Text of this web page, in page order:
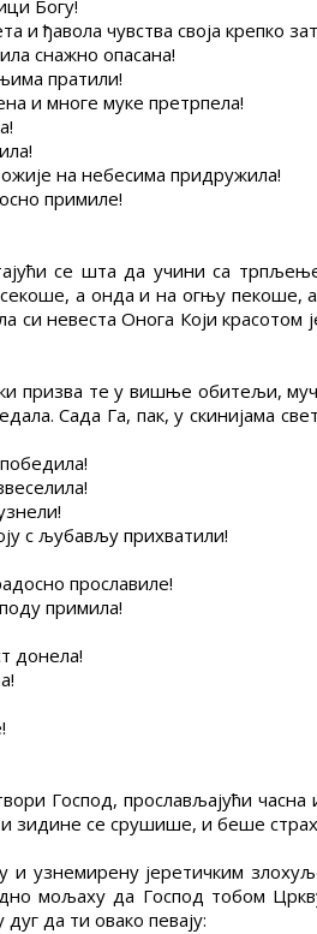
Богу!
и ђавола чувства своја крепко
снажно опасана!
пратили!
и многе муке претрпела!
на небесима придружила!
примиле!
се шта да учини са
а онда и на огњу
си невеста Онога Који
призва те у вишње обитељи,
Сада Га, пак, у скинијама
с љубављу прихватили!
прославиле!
примила!
донела!
Господ, прослављајући
зидине се срушише, и беше страх
узнемирену јеретичким
мољаху да Господ тобом
да ти овако певају: